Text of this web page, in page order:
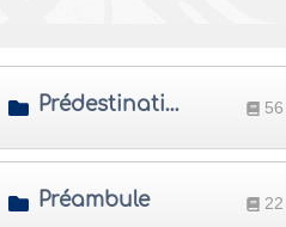
Prédestination 56
Préambule 22